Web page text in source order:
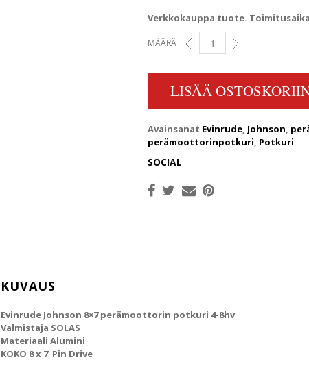
Verkkokauppa tuote.
MÄÄRÄ 8X7 EVINRUDE JOHNSON
LISÄÄ
Avainsanat Evinrude, Johnson,
perämoottorinpotkuri, Potkuri
SOCIAL
KUVAUS
Evinrude Johnson 8×7 perämoottorin potkuri 4-8hv
Valmistaja SOLAS
Materiaali Alumini
KOKO 8 x 7 Pin Drive